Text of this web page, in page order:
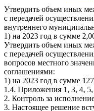
Утвердить объем иных
с передачей
внутреннего
1) на 2023 год в сумме
Утвердить объем иных
с передачей
вопросов местного
соглашениями:
1) на 2023 год в сумме
1.4. Приложения 1, 3, 4,
2. Контроль за
3. Настоящее решение